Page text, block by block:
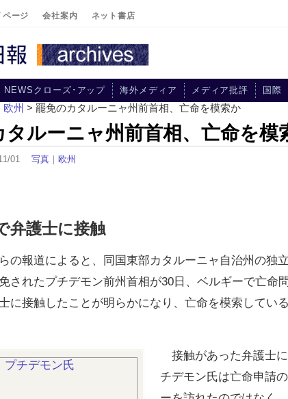
ページ 会社案内 ネット書店
NEWSクローズ･アップ 海外メディア メディア批評 国際
欧州 > 罷免のカタルーニャ州前首相、亡命を模索か
タルーニャ州前首相、亡命を模
01 写真 ｜ 欧州
弁護士に接触
の報道によると、同国東部カタルーニャ自治州の独立
されたプチデモン前州首相が30日、ベルギーで亡命
に接触したことが明らかになり、亡命を模索してい
接触があった弁護士
チデモン氏は亡命申請